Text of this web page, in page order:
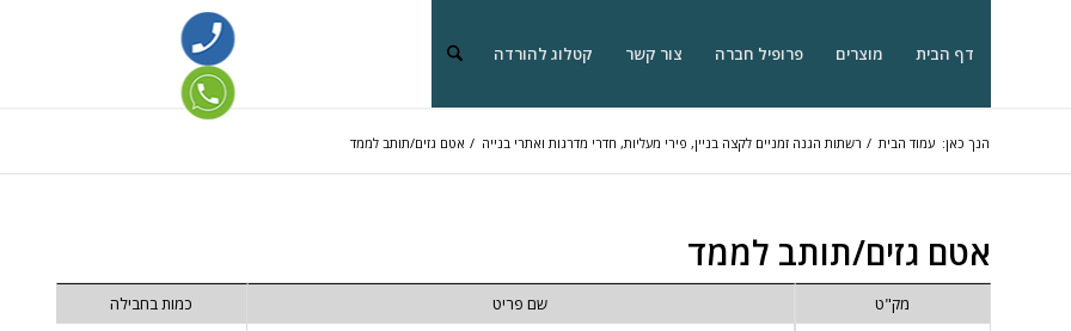
דף הבית מוצרים פרופיל חברה צור קשר קטלוג להורדה
הנך כאן: עמוד הבית / רשתות הגנה זמניים לקצה בניין, פירי מעליות, חדרי מדרגות ואתרי בנייה / אטם גזים/תותב לממד
אטם גזים/תותב לממד
מק"ט שם פריט כמות בחבילה